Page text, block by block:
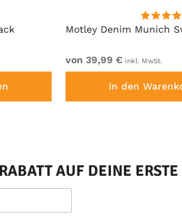
Motley Denim Munich
von 39,99 € inkl. MwSt.
In den
AUF DEINE